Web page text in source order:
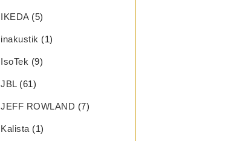
IKEDA(5)
inakustik (1)
IsoTek (9)
JBL(61)
JEFF ROWLAND (7)
Kalista (1)